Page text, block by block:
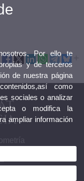
Por ello te
y de terceros
de nuestra página
como
sociales o analizar
o modifica la
ampliar información